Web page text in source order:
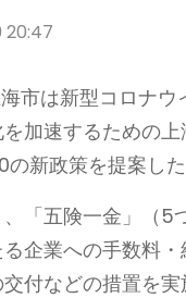
市は新型コロナ
加速するための
新政策を提案した
「五険一金」（5
企業への手数料
付などの措置を